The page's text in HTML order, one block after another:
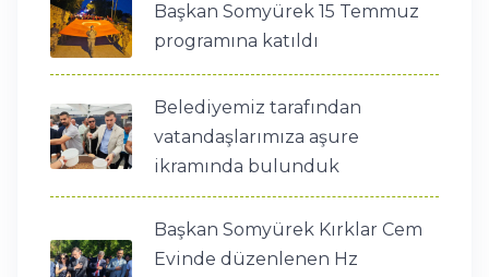
Başkan Somyürek 15 Temmuz
programına katıldı
Belediyemiz tarafından
vatandaşlarımıza aşure
ikramında bulunduk
Başkan Somyürek Kırklar Cem
Evinde düzenlenen Hz